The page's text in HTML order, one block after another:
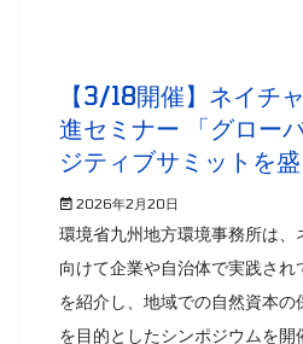
【3/18開催】ネイチ
進セミナー 「グロー
ジティブサミットを盛
2026年2月20日
環境省九州地方環境事務所は、
向けて企業や自治体で実践さ
を紹介し、地域での自然資本の
を目的としたシンポジウムを